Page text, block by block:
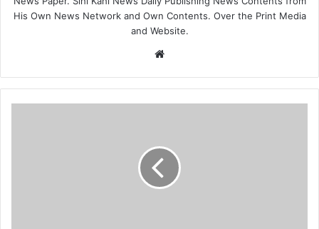
His Own News Network and Own Contents. Over the Print Media
and Website.
Website